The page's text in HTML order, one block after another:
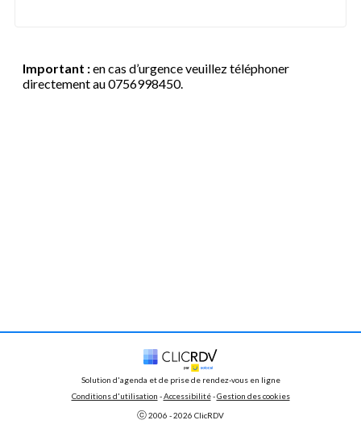
Important :en cas d’urgence veuillez téléphoner
directement au 0756998450.
Solution d'agenda et de prise de rendez-vous en ligne
Conditions d'utilisation - Accessibilité - Gestion des cookies
ⓒ 2006 - 2026 ClicRDV